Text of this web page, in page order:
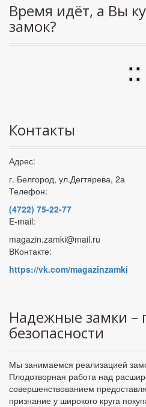
Время идёт, а Вы
замок?
::
Контакты
Адрес:
г. Белгород, ул.Дегтярева, 2а
Телефон:
(4722) 75-22-77
E-mail:
magazin.zamki@mail.ru
ВКонтакте:
https://vk.com/magazinzamki
Надежные замки –
безопасности
Мы занимаемся реализацией
Плодотворная работа над
совершенствованием
признание у широкого круга